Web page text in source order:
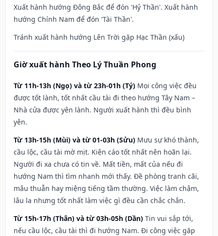
Xuất hành hướng Đông Bắc để đón 'Hỷ Thần'. Xuất hành
hướng Chính Nam để đón 'Tài Thần'.
Tránh xuất hành hướng Lên Trời gặp Hạc Thần (xấu)
Giờ xuất hành Theo Lý Thuần Phong
Từ 11h-13h (Ngọ) và từ 23h-01h (Tý) Mọi công việc đều
được tốt lành, tốt nhất cầu tài đi theo hướng Tây Nam –
Nhà cửa được yên lành. Người xuất hành thì đều bình
yên.
Từ 13h-15h (Mùi) và từ 01-03h (Sửu) Mưu sự khó thành,
cầu lộc, cầu tài mờ mịt. Kiện cáo tốt nhất nên hoãn lại.
Người đi xa chưa có tin về. Mất tiền, mất của nếu đi
hướng Nam thì tìm nhanh mới thấy. Đề phòng tranh cãi,
mâu thuẫn hay miệng tiếng tầm thường. Việc làm chậm,
lâu la nhưng tốt nhất làm việc gì đều cần chắc chắn.
Từ 15h-17h (Thân) và từ 03h-05h (Dần) Tin vui sắp tới,
nếu cầu lộc, cầu tài thì đi hướng Nam. Đi công việc gặp